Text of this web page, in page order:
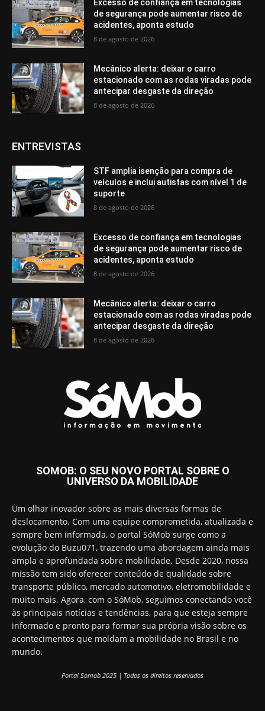
Excesso de confiança em tecnologias
de segurança pode aumentar risco de
acidentes, aponta estudo
8 de agosto de 2026
Mecânico alerta: deixar o carro
estacionado com as rodas viradas pode
antecipar desgaste da direção
8 de agosto de 2026
ENTREVISTAS
STF amplia isenção para compra de
veículos e inclui autistas com nível 1 de
suporte
8 de agosto de 2026
Excesso de confiança em tecnologias
de segurança pode aumentar risco de
acidentes, aponta estudo
8 de agosto de 2026
Mecânico alerta: deixar o carro
estacionado com as rodas viradas pode
antecipar desgaste da direção
8 de agosto de 2026
SOMOB: O SEU NOVO PORTAL SOBRE O
UNIVERSO DA MOBILIDADE
Um olhar inovador sobre as mais diversas formas de
deslocamento. Com uma equipe comprometida, atualizada e
sempre bem informada, o portal SóMob surge como a
evolução do Buzu071, trazendo uma abordagem ainda mais
ampla e aprofundada sobre mobilidade. Desde 2020, nossa
missão tem sido oferecer conteúdo de qualidade sobre
transporte público, mercado automotivo, eletromobilidade e
muito mais. Agora, com o SóMob, seguimos conectando você
às principais notícias e tendências, para que esteja sempre
informado e pronto para formar sua própria visão sobre os
acontecimentos que moldam a mobilidade no Brasil e no
mundo.
Portal Somob 2025 | Todos os direitos reservados